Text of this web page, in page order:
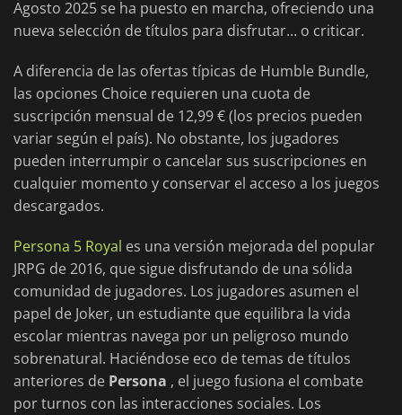
Agosto 2025 se ha puesto en marcha, ofreciendo una
nueva selección de títulos para disfrutar... o criticar.
A diferencia de las ofertas típicas de Humble Bundle,
las opciones Choice requieren una cuota de
suscripción mensual de 12,99 € (los precios pueden
variar según el país). No obstante, los jugadores
pueden interrumpir o cancelar sus suscripciones en
cualquier momento y conservar el acceso a los juegos
descargados.
Persona 5 Royal es una versión mejorada del popular
JRPG de 2016, que sigue disfrutando de una sólida
comunidad de jugadores. Los jugadores asumen el
papel de Joker, un estudiante que equilibra la vida
escolar mientras navega por un peligroso mundo
sobrenatural. Haciéndose eco de temas de títulos
anteriores de Persona , el juego fusiona el combate
por turnos con las interacciones sociales. Los